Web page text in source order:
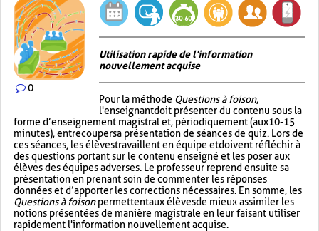
0
Utilisation rapide de l'information
nouvellement acquise
Pour la méthode Questions à foison,
l'enseignant doit présenter du contenu sous la
forme d’enseignement magistral et, périodiquement (aux 10-15
minutes), entrecouper sa présentation de séances de quiz. Lors de
ces séances, les élèves travaillent en équipe et doivent réfléchir à
des questions portant sur le contenu enseigné et les poser aux
élèves des équipes adverses. Le professeur reprend ensuite sa
présentation en prenant soin de commenter les réponses
données et d’apporter les corrections nécessaires. En somme, les
Questions à foisonpermettent aux élèves de mieux assimiler les
notions présentées de manière magistrale en leur faisant utiliser
rapidement l'information nouvellement acquise.